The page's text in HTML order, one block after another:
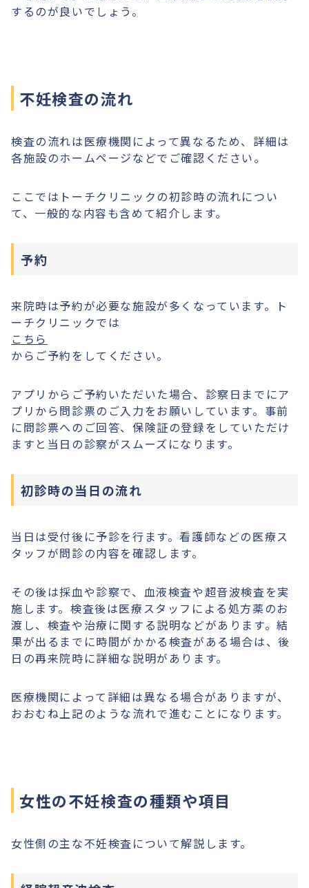
するのが良いでしょう。
不妊検査の流れ
検査の流れは医療機関によって異なるため、詳細は
各施設のホームページなどでご確認ください。
ここではトーチクリニックの初診時の流れについ
て、一般的な内容も含めて紹介します。
予約
来院時は予約が必要な施設が多くなっています。ト
ーチクリニックでは
こちら
からご予約をしてください。
アプリからご予約いただいた場合、診察日までにア
プリから問診票のご入力をお願いしています。事前
に問診票へのご回答、保険証の登録をしていただけ
ますと当日の診察がスムーズになります。
初診時の当日の流れ
当日は受付後に予診を行ます。看護師などの医療ス
タッフが問診の内容を確認します。
その後は採血や診察で、血液検査や超音波検査を実
施します。検査後は医療スタッフによる処方薬のお
渡し、検査や治療に関する説明などがあります。結
果が出るまでに時間がかかる検査がある場合は、後
日の再来院時に詳細な説明があります。
医療機関によって詳細は異なる場合がありますが、
おおむね上記のような流れで進むことになります。
女性の不妊検査の種類や項目
女性側の主な不妊検査について解説します。